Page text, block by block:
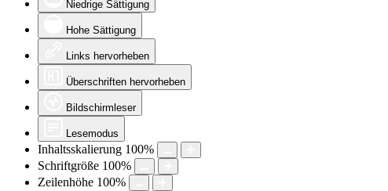
Niedrige Sättigung
Hohe Sättigung
Links hervorheben
Überschriften hervorheben
Bildschirmleser
Lesemodus
Inhaltsskalierung 100%
Schriftgröße 100%
Zeilenhöhe 100%